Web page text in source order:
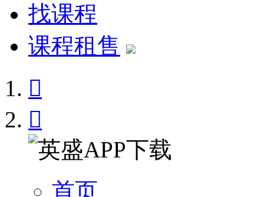
找课程
课程租售


首页